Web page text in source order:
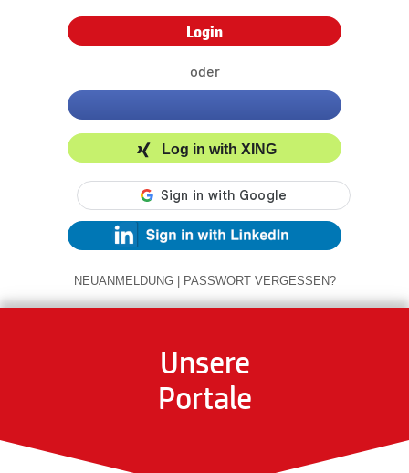
oder
Log in with XING
NEUANMELDUNG | PASSWORT VERGESSEN?
Unsere
Portale